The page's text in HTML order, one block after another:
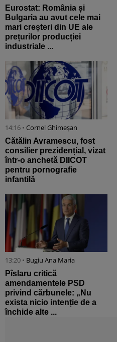
Eurostat: România și
Bulgaria au avut cele mai
mari creșteri din UE ale
prețurilor producției
industriale ...
14:16 • Cornel Ghimeșan
Cătălin Avramescu, fost
consilier prezidențial, vizat
într-o anchetă DIICOT
pentru pornografie
infantilă
13:20 • Bugiu ⁠Ana Maria
Pîslaru critică
amendamentele PSD
privind cărbunele: „Nu
exista nicio intenție de a
închide alte ...